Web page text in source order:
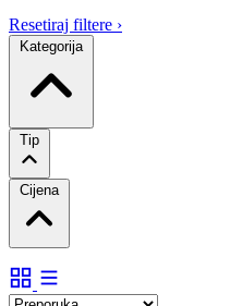
Resetiraj filtere ›
Kategorija
Tip
Cijena